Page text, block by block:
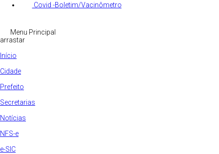
Covid -Boletim/Vacinômetro
Menu Principal
arrastar
Início
Cidade
Prefeito
Secretarias
Notícias
NFS-e
e-SIC